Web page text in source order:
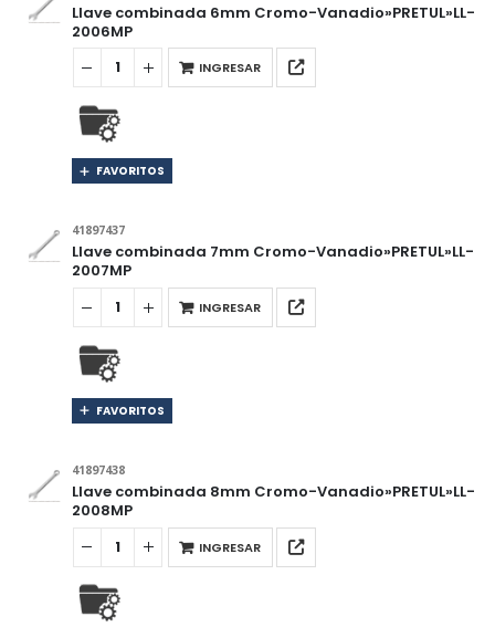
Llave combinada 6mm Cromo-Vanadio»PRETUL»LL-
2006MP
INGRESAR
FAVORITOS
41897437
Llave combinada 7mm Cromo-Vanadio»PRETUL»LL-
2007MP
INGRESAR
FAVORITOS
41897438
Llave combinada 8mm Cromo-Vanadio»PRETUL»LL-
2008MP
INGRESAR